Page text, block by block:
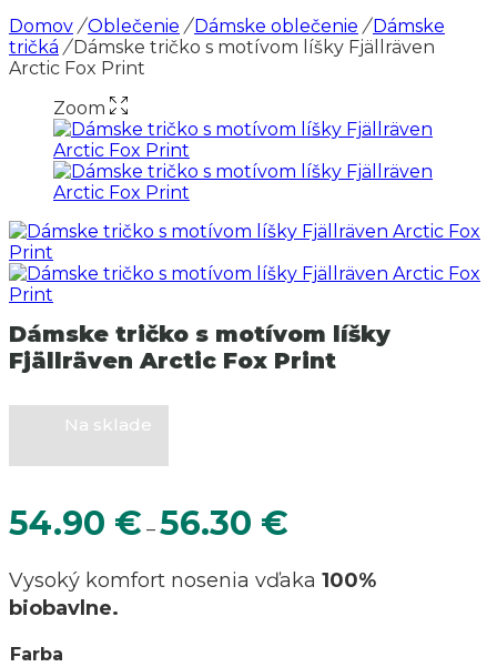
Domov / Oblečenie / Dámske oblečenie / Dámske
tričká /Dámske tričko s motívom líšky Fjällräven
Arctic Fox Print
Zoom
Dámske tričko s motívom líšky
Fjällräven Arctic Fox Print
Na sklade
54.90 € – 56.30 €
through
Vysoký komfort nosenia vďaka 100%
biobavlne.
Farba